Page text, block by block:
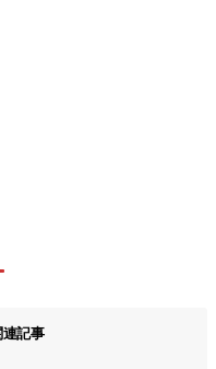
記事